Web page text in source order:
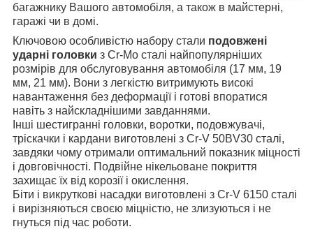
багажнику Вашого автомобіля, а також в майстерні,
гаражі чи в домі.
Ключовою особливістю набору стали подовжені
ударні головки з Cr-Mo сталі найпопулярніших
розмірів для обслуговування автомобіля (17 мм, 19
мм, 21 мм). Вони з легкістю витримують високі
навантаження без деформації і готові впоратися
навіть з найскладнішими завданнями.
Інші шестигранні головки, воротки, подовжувачі,
тріскачки і кардани виготовлені з Cr-V 50BV30 сталі,
завдяки чому отримали оптимальний показник міцності
і довговічності. Подвійне нікельоване покриття
захищає їх від корозії і окислення.
Біти і викруткові насадки виготовлені з Cr-V 6150 сталі
і вирізняються своєю міцністю, не злизуються і не
гнуться під час роботи.